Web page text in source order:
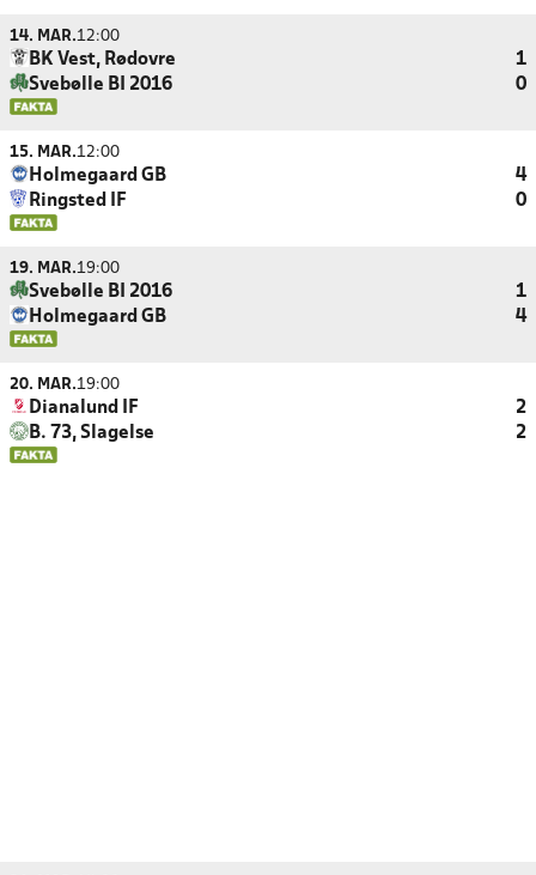
14. MAR.12:00
BK Vest, Rødovre
1
Svebølle BI 2016
0
15. MAR.12:00
Holmegaard GB
4
Ringsted IF
0
19. MAR.19:00
Svebølle BI 2016
1
Holmegaard GB
4
20. MAR.19:00
Dianalund IF
2
B. 73, Slagelse
2